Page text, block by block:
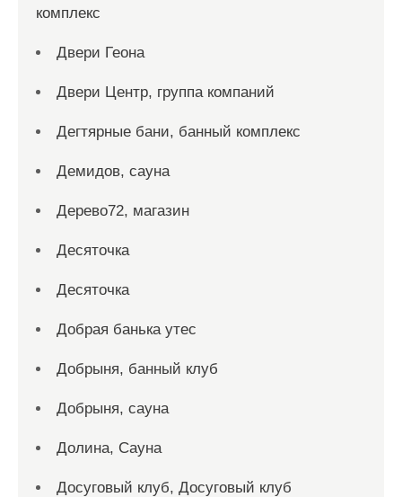
комплекс
Двери Геона
Двери Центр, группа компаний
Дегтярные бани, банный комплекс
Демидов, сауна
Дерево72, магазин
Десяточка
Десяточка
Добрая банька утес
Добрыня, банный клуб
Добрыня, сауна
Долина, Сауна
Досуговый клуб, Досуговый клуб